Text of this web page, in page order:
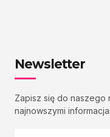
Newsletter
Zapisz się do
najnowszymi